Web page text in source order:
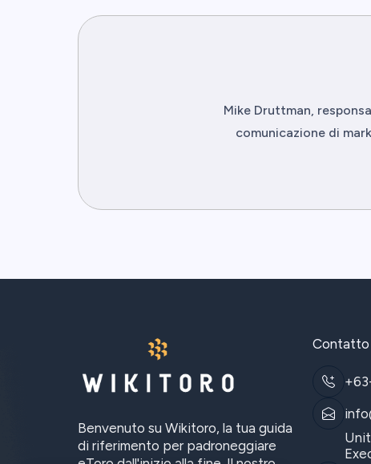
Mike Druttman,
comunicazione di
Benvenuto su Wikitoro, la tua guida
di riferimento per padroneggiare
Contatto